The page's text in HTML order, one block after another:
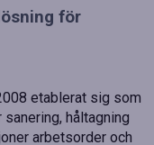
för
etablerat sig som
håltagning
arbetsorder och